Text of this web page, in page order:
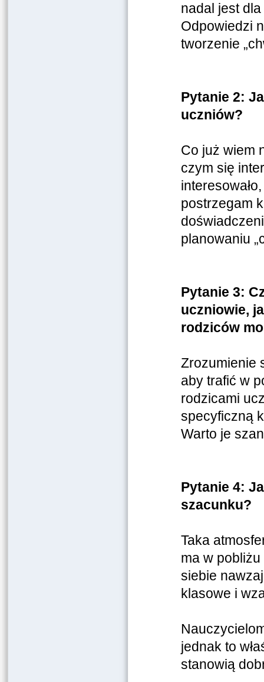
nadal jest
Odpowiedzi
tworzenie
Pytanie 2:
uczniów?
Co już wiem
czym się
postrzegam
planowaniu
Pytanie 3:
uczniowie,
rodziców
Zrozumienie
aby trafić w
rodzicami
specyficzną
Warto je
Pytanie 4:
szacunku?
Taka
ma w
siebie
klasowe i
jednak to
stanowią